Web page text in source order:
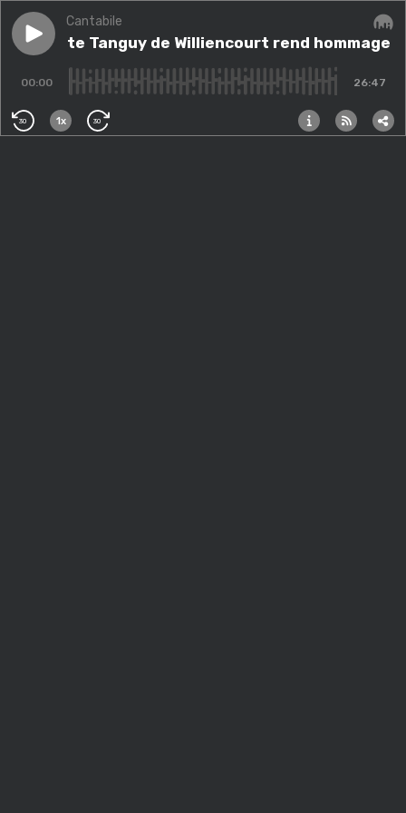
Play episodeLe pianiste Tanguy de Williencourt rend hommage à
Cantabile
pianiste Tanguy de Williencourt rend hommage
00:00 26:47
30 1x 30